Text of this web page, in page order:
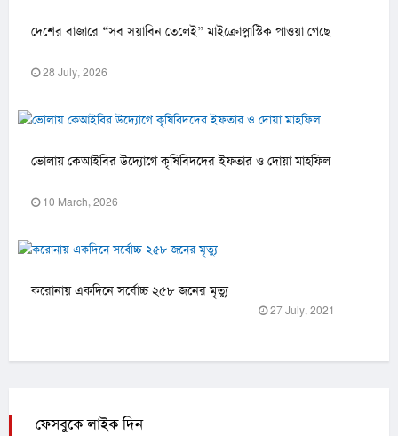
দেশের বাজারে “সব সয়াবিন তেলেই” মাইক্রোপ্লাস্টিক পাওয়া গেছে
28 July, 2026
ভোলায় কেআইবির উদ্যোগে কৃষিবিদদের ইফতার ও দোয়া মাহফিল
10 March, 2026
করোনায় একদিনে সর্বোচ্চ ২৫৮ জনের মৃত্যু
27 July, 2021
ফেসবুকে লাইক দিন